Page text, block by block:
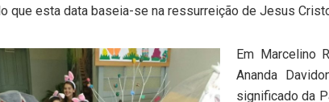
que esta data baseia-se na ressurreição de Jesus
Em Marcelino
Ananda
significado da